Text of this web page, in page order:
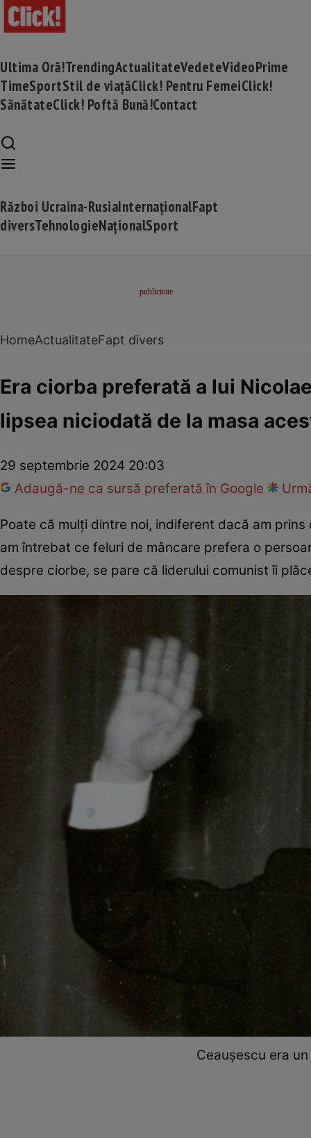
Ultima Oră!TrendingActualitateVedeteVideoPrime
TimeSportStil de viațăClick! Pentru FemeiClick!
SănătateClick! Poftă Bună!Contact
Război Ucraina-RusiaInternaționalFapt
diversTehnologieNaționalSport
HomeActualitateFapt divers
Era ciorba preferată a lui
lipsea niciodată de la masa
29 septembrie 2024 20:03
Adaugă-ne ca sursă preferată în Google
Poate că mulți dintre noi, indiferent dacă am
am întrebat ce feluri de mâncare prefera o
despre ciorbe, se pare că liderului comunist îi
Ceaușescu era